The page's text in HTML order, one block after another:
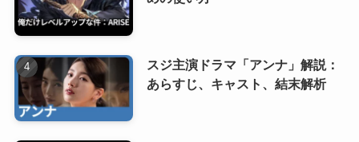
スジ主演ドラマ「アンナ」解説：
あらすじ、キャスト、結末解析